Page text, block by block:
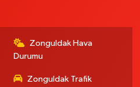
Zonguldak Hava
Durumu
Zonguldak Trafik